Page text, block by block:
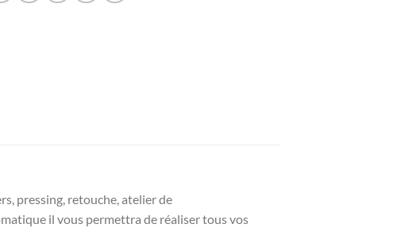
pressing, retouche, atelier de
il vous permettra de réaliser tous vos